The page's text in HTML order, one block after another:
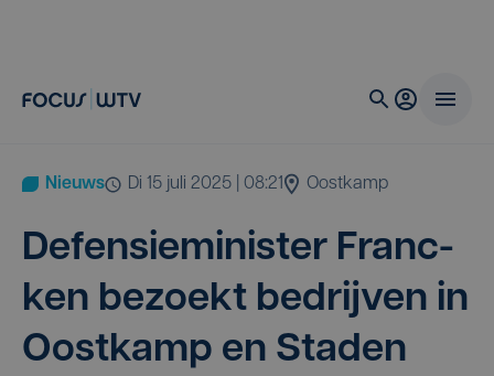
Nieuws di 15 juli 2025 | 08:21 Oostkamp
Defen­sie­mi­nis­ter Fran­c­
ken bezoekt bedrij­ven in
Oost­kamp en Staden